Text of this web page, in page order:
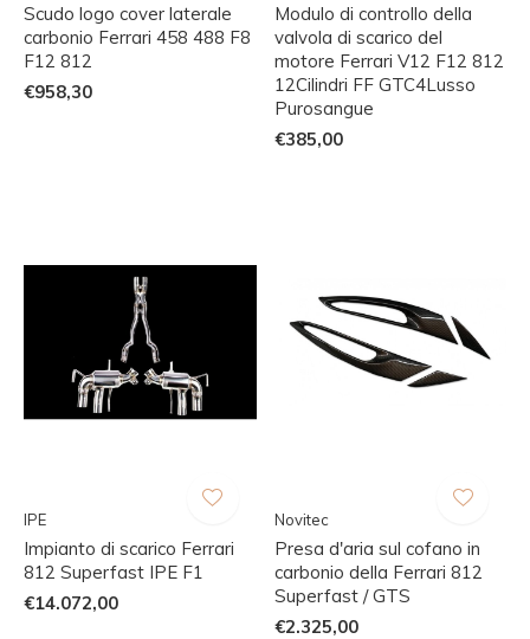
Scudo logo cover laterale
carbonio Ferrari 458 488 F8
F12 812
€958,30
Modulo di controllo della
valvola di scarico del
motore Ferrari V12 F12 812
12Cilindri FF GTC4Lusso
Purosangue
€385,00
IPE
Impianto di scarico Ferrari
812 Superfast IPE F1
€14.072,00
Novitec
Presa d'aria sul cofano in
carbonio della Ferrari 812
Superfast / GTS
€2.325,00